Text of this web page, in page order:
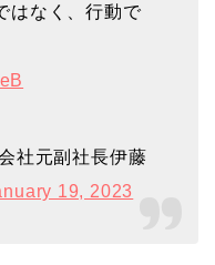
はなく、行動で
社元副社長伊藤
19, 2023